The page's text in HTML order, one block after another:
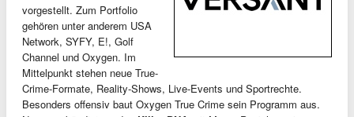
vorgestellt. Zum Portfolio
gehören unter anderem USA
Network, SYFY, E!, Golf
Channel und Oxygen. Im
Mittelpunkt stehen neue True-
Crime-Formate, Reality-Shows, Live-Events und Sportrechte.
Besonders offensiv baut Oxygen True Crime sein Programm aus.